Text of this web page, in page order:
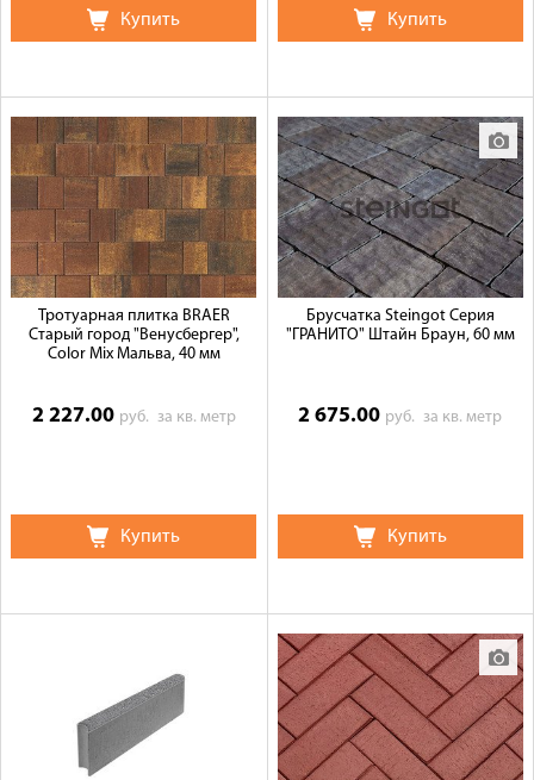
Купить Купить
Тротуарная плитка BRAER
Старый город "Венусбергер",
Color Mix Мальва, 40 мм
2 227.00 руб. за кв. метр
Купить
Брусчатка Steingot Серия
"ГРАНИТО" Штайн Браун, 60 мм
2 675.00 руб.за кв. метр
Купить